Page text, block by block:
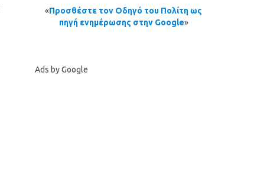
«Προσθέστε τον Οδηγό του Πολίτη ως
πηγή ενημέρωσης στην Google»
Ads by Google